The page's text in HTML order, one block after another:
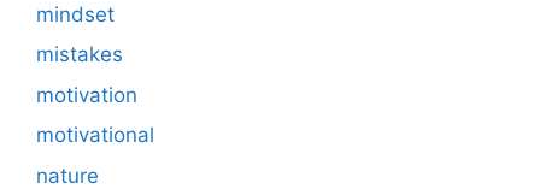
mindset
mistakes
motivation
motivational
nature